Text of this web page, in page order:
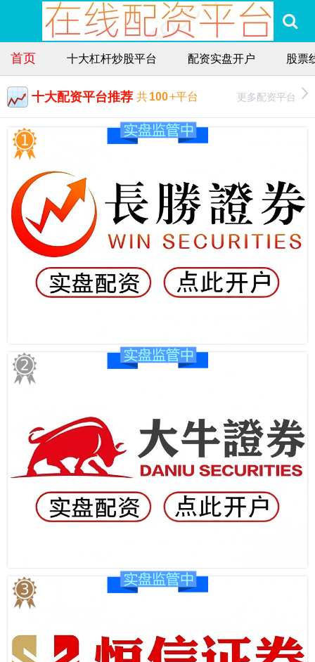
首页 十大杠杆炒股平台 配资实盘开户 股票
十大配资平台推荐 共100+平台 更多配资平台